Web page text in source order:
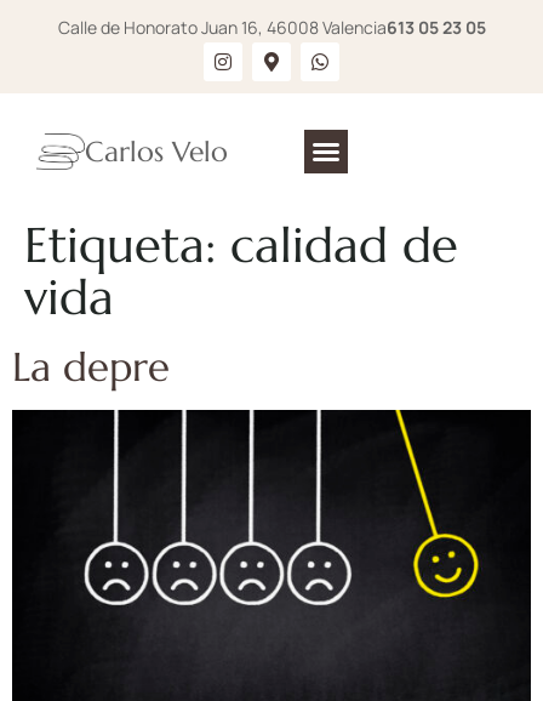
Calle de Honorato Juan 16, 46008 Valencia613 05 23 05
Carlos Velo
Etiqueta: calidad de
vida
La depre